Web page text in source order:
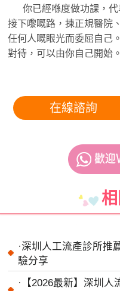
你已經喺度做功課，
接下嚟嘅路，揀正規醫院
任何人嘅眼光而委屈自己
對待，可以由你自己開始
在線諮詢
·深圳人工流產診所推
驗分享
·
【2026最新】深圳